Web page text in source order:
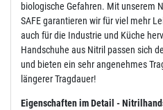
biologische Gefahren. Mit unserem
SAFE garantieren wir für viel mehr
auch für die Industrie und Küche
Handschuhe aus Nitril passen sich
und bieten ein sehr angenehmes
längerer Tragdauer!
Eigenschaften im Detail -